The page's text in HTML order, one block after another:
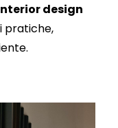
design
pratiche,